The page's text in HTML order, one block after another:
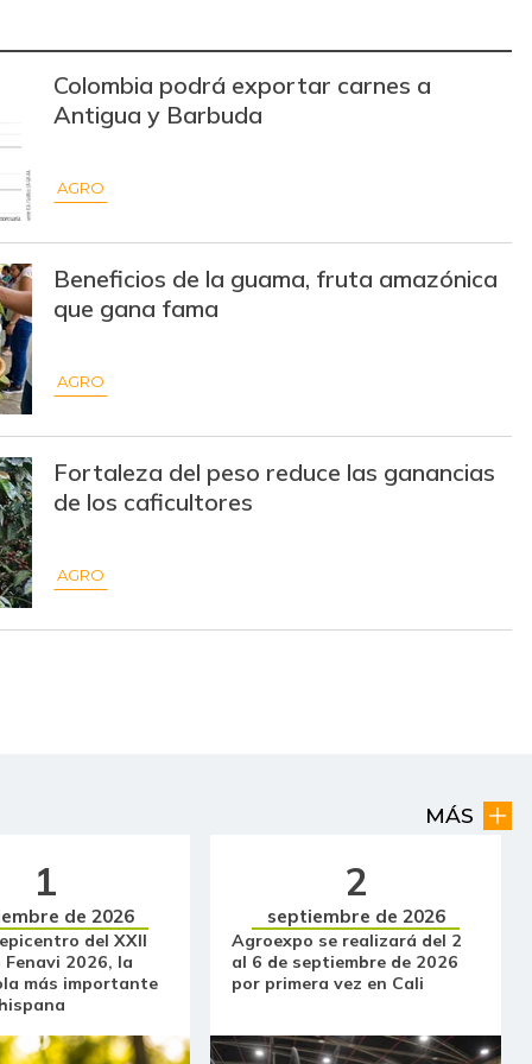
$ 31.097,00 -
$ 31.430,00
$ 18.500,00 +$ 1.500,00 +8,82%
$ 19.333,00 +$ 333,00 +1,75%
$ 32.097,00
$ 51.392,00
-4,75%
$ 32.097,00 -$ 333,00 -1,03%
$ 36.430,00 -
Colombia podrá exportar carnes a
Antigua y Barbuda
AGRO
Beneficios de la guama, fruta amazónica
que gana fama
AGRO
Fortaleza del peso reduce las ganancias
de los caficultores
AGRO
MÁS
1
de 2026
del XXII
Fenavi 2026, la
más importante
2
septiembre de 2026
Agroexpo se realizará del 2
al 6 de septiembre de 2026
por primera vez en Cali